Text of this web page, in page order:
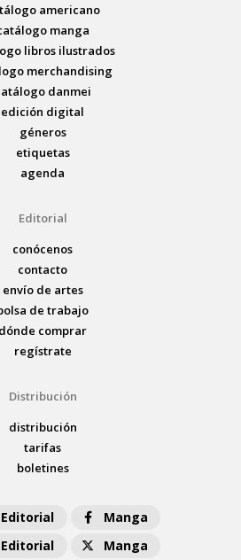
americano
manga
libros ilustrados
merchandising
danmei
edición digital
géneros
etiquetas
agenda
Editorial
conócenos
contacto
envío de artes
de trabajo
dónde comprar
regístrate
Distribución
distribución
tarifas
boletines
Manga
Manga